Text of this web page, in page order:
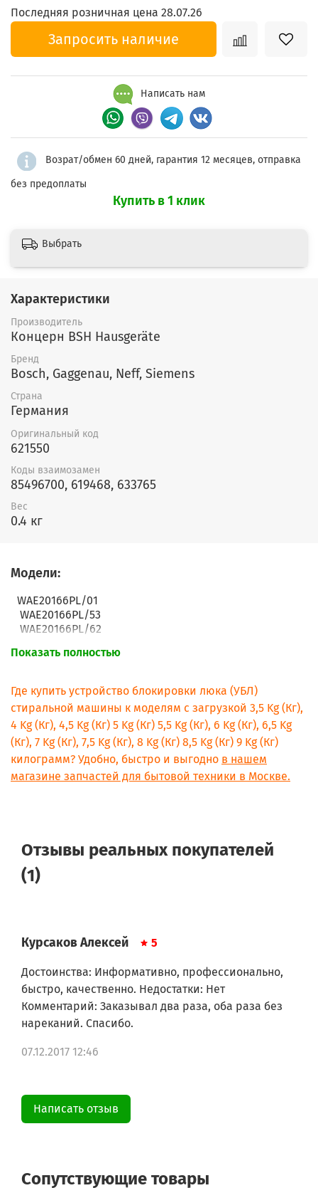
Последняя розничная цена 28.07.26
Запросить наличие
Написать нам
Возрат/обмен 60 дней, гарантия 12 месяцев, отправка
без предоплаты
Купить в 1 клик
Выбрать
Характеристики
Производитель
Концерн BSH Hausgeräte
Бренд
Bosch, Gaggenau, Neff, Siemens
Страна
Германия
Оригинальный код
621550
Коды взаимозамен
85496700, 619468, 633765
Вес
0.4 кг
Модели:
WAE20166PL/01
WAE20166PL/53
WAE20166PL/62
WAE20166PL/79
WAE20166PL/89
WAE20301CY/A6
WAE24240OE/01
WAE24240OE/B1
WAE24240PL/01
WAE24240PL/B1
WAE24262GB/01
WAE24262GB/A2
WAE24277EP/A2
WAE24277EP/A6
WAE24277EP/A7
WAE24277EP/A9
WAE28211FF/A7
WAE28217FF/A6
WAE28217FF/A7
WAE28217FF/B2
WAE28218FG/01
WAE28218FG/A7
WAE28220/A6
WAE28262GB/01
WAE28262GB/A6
WAE28262GB/A7
WAE28269FG/A6
Показать полностью
Где купить устройство блокировки люка (УБЛ)
стиральной машины к моделям с загрузкой 3,5 Kg (Кг),
4 Kg (Кг), 4,5 Kg (Кг) 5 Kg (Кг) 5,5 Kg (Кг), 6 Kg (Кг), 6,5 Kg
(Кг), 7 Kg (Кг), 7,5 Kg (Кг), 8 Kg (Кг) 8,5 Kg (Кг) 9 Kg (Кг)
килограмм? Удобно, быстро и выгодно в нашем
магазине запчастей для бытовой техники в Москве.
Отзывы реальных покупателей
(1)
Курсаков Алексей 5
Достоинства: Информативно, профессионально,
быстро, качественно. Недостатки: Нет
Комментарий: Заказывал два раза, оба раза без
нареканий. Спасибо.
07.12.2017 12:46
Написать отзыв
Сопутствующие товары